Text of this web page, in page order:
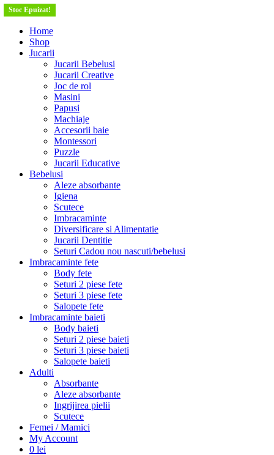
Home
Shop
Jucarii
Jucarii Bebelusi
Jucarii Creative
Joc de rol
Masini
Papusi
Machiaje
Accesorii baie
Montessori
Puzzle
Jucarii Educative
Bebelusi
Aleze absorbante
Igiena
Scutece
Imbracaminte
Diversificare si Alimentatie
Jucarii Dentitie
Seturi Cadou nou nascuti/bebelusi
Imbracaminte fete
Body fete
Seturi 2 piese fete
Seturi 3 piese fete
Salopete fete
Imbracaminte baieti
Body baieti
Seturi 2 piese baieti
Seturi 3 piese baieti
Salopete baieti
Adulti
Absorbante
Aleze absorbante
Ingrijirea pielii
Scutece
Femei / Mamici
My Account
0 lei
Stoc Epuizat!
Stoc Epuizat!
Stoc Epuizat!
Stoc Epuizat!
Stoc Epuizat!
Stoc Epuizat!
Stoc Epuizat!
Stoc Epuizat!
Stoc Epuizat!
Stoc Epuizat!